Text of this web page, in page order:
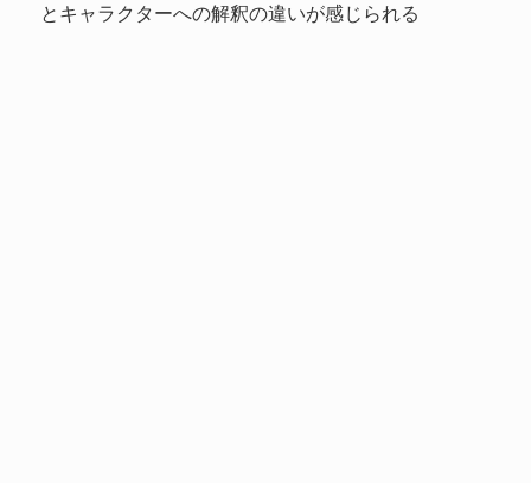
とキャラクターへの解釈の違いが感じられる